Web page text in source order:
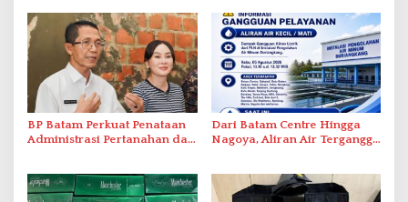
BP Batam Perkuat Penataan
Administrasi Pertanahan dan
Dari Batam Centre Hingga
Nagoya, Aliran Air Terganggu